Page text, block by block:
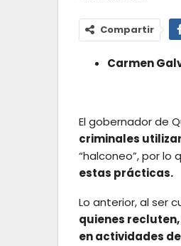
Compartir
Carmen
El gobernador de
criminales
“halconeo”, por lo
estas prácticas.
Lo anterior, al ser
quienes
en actividades